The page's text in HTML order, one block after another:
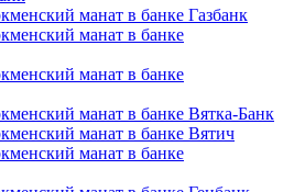
манат в банке Газбанк
манат в банке
манат в банке
манат в банке Вятка-Банк
манат в банке Вятич
манат в банке